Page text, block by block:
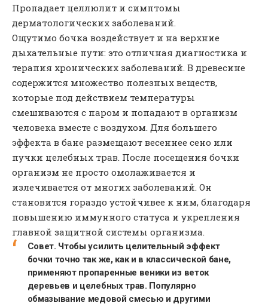
Пропадает целлюлит и симптомы
дерматологических заболеваний.
Ощутимо бочка воздействует и на верхние
дыхательные пути: это отличная диагностика и
терапия хронических заболеваний. В древесине
содержится множество полезных веществ,
которые под действием температуры
смешиваются с паром и попадают в организм
человека вместе с воздухом. Для большего
эффекта в бане размещают весеннее сено или
пучки целебных трав. После посещения бочки
организм не просто омолаживается и
излечивается от многих заболеваний. Он
становится гораздо устойчивее к ним, благодаря
повышению иммунного статуса и укрепления
главной защитной системы организма.
Совет. Чтобы усилить целительный эффект
бочки точно так же, как и в классической бане,
применяют пропаренные веники из веток
деревьев и целебных трав. Популярно
обмазывание медовой смесью и другими